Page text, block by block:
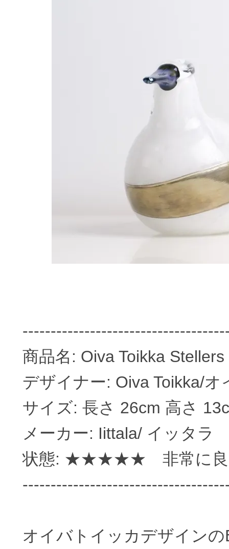
商品名: Oiva Toikka
デザイナー: Oiva Toikka/
サイズ: 長さ 26cm 高さ
メーカー: Iittala/ イッタラ
状態: ★★★★★ 非常に良
オイバトイッカデザイン